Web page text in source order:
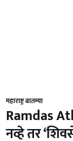
महाराष्ट्र बातम्या
Ramdas
नव्हे तर